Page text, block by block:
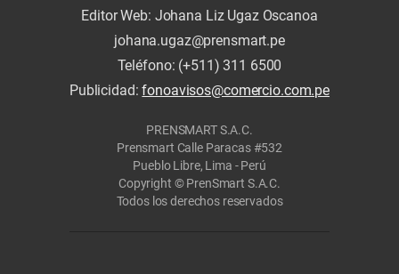
Editor Web: Johana Liz Ugaz Oscanoa
johana.ugaz@prensmart.pe
Teléfono: (+511) 311 6500
Publicidad:fonoavisos@comercio.com.pe
PRENSMART S.A.C.
Prensmart Calle Paracas #532
Pueblo Libre, Lima - Perú
Copyright © PrenSmart S.A.C.
Todos los derechos reservados